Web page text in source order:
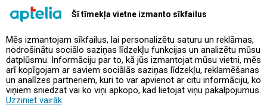
Šī tīmekļa vietne izmanto sīkfailus
Mēs izmantojam sīkfailus, lai personalizētu saturu un reklāmas,
nodrošinātu sociālo saziņas līdzekļu funkcijas un analizētu mūsu
datplūsmu. Informāciju par to, kā jūs izmantojat mūsu vietni, mēs
arī kopīgojam ar saviem sociālās saziņas līdzekļu, reklamēšanas
un analīzes partneriem, kuri to var apvienot ar citu informāciju, ko
viņiem sniedzat vai ko viņi apkopo, kad lietojat viņu pakalpojumus.
Uzziniet vairāk
Предложения и акции
Контакты